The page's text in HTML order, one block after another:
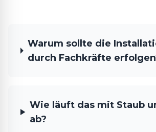
Warum sollte die
durch Fachkräfte
Wie läuft das mit Staub
ab?